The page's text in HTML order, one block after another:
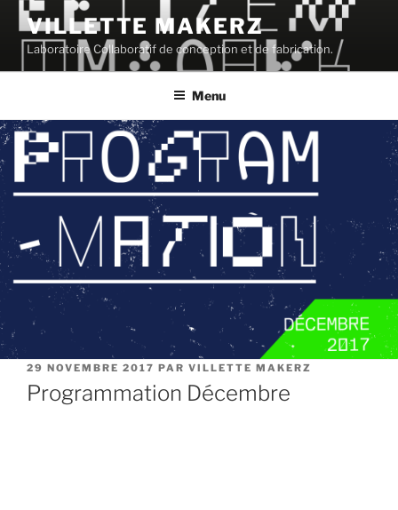
VILLETTE MAKERZ
Laboratoire Collaboratif de conception et de fabrication.
Menu
29 NOVEMBRE 2017 PAR VILLETTE MAKERZ
Programmation Décembre